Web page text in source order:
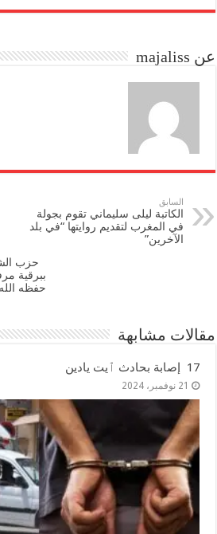
bo
to
n
ail
re
عن majaliss
السابق
الكاتبة ليلى سليماني تقوم بجولة
في المغرب لتقديم روايتها “في بلد
الآخرين”
حزب
ببرقية
حفظه
مقالات مشابهة
17 إصابة بحادث ٱيت يادين
21 نوفمبر، 2024